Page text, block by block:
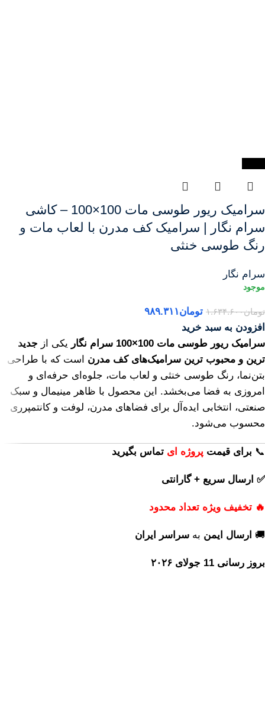
سرامیک ریور طوسی مات 100×100 – کاشی
سرام نگار | سرامیک کف مدرن با لعاب مات و
رنگ طوسی خنثی
سرام نگار
تومان۱.۶۳۴.۶۰۰ تومان۹۸۹.۳۱۱
افزودن به سبد خرید
سرامیک ریور طوسی مات 100×100 سرام نگار
یکی از جدید
ترین و محبوب ترین سرامیک‌های کف مدرن است که با طراحی
بتن‌نما، رنگ طوسی خنثی و لعاب مات، جلوه‌ای حرفه‌ای و
امروزی به فضا می‌بخشد. این محصول با ظاهر مینیمال و سبک
صنعتی، انتخابی ایده‌آل برای فضاهای مدرن، لوفت و کانتمپرری
محسوب می‌شود.
📞 برای قیمت پروژه ای تماس بگیرید
✅ ارسال سریع + گارانتی
🔥 تخفیف ویژه تعداد محدود
🚚 ارسال ایمن به سراسر ایران
بروز رسانی 11 جولای ۲۰۲۶